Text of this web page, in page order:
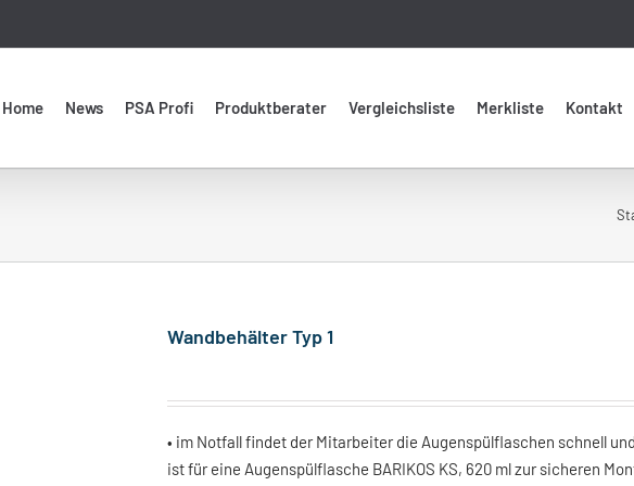
Home News PSA Profi Produktberater Vergleichsliste Merkliste Kontakt
Wandbehälter Typ 1
• im Notfall findet der Mitarbeiter die Augenspülflaschen schnell
ist für eine Augenspülflasche BARIKOS KS, 620 ml zur sicheren